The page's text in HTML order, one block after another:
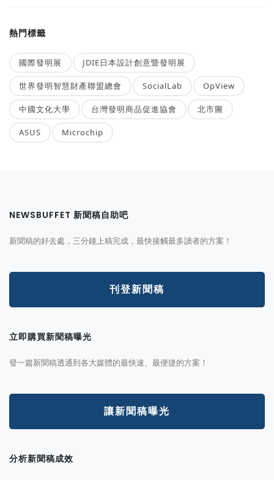
熱門標籤
國際發明展 JDIE日本設計創意暨發明展
世界發明智慧財產聯盟總會 SocialLab OpView
中國文化大學 台灣發明商品促進協會 北市圖
ASUS Microchip
NEWSBUFFET 新聞稿自助吧
新聞稿的好去處，三分鐘上稿完成，最快接觸最多讀者的方案！
刊登新聞稿
立即購買新聞稿曝光
發一篇新聞稿透通到各大媒體的最快速、最便捷的方案！
讓新聞稿曝光
分析新聞稿成效